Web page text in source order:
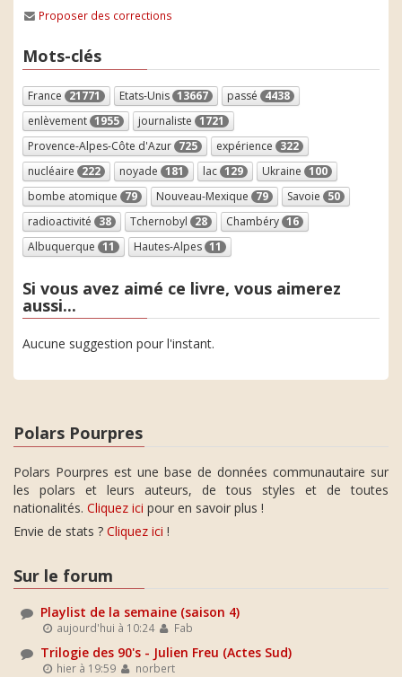
Proposer des corrections
Mots-clés
France 21771 Etats-Unis 13667 passé 4438
enlèvement 1955 journaliste 1721
Provence-Alpes-Côte d'Azur 725 expérience 322
nucléaire 222 noyade 181 lac 129 Ukraine 100
bombe atomique 79 Nouveau-Mexique 79 Savoie 50
radioactivité 38 Tchernobyl 28 Chambéry 16
Albuquerque 11 Hautes-Alpes 11
Si vous avez aimé ce livre, vous aimerez
aussi...
Aucune suggestion pour l'instant.
Polars Pourpres
Polars Pourpres est une base de données communautaire sur
les polars et leurs auteurs, de tous styles et de toutes
nationalités. Cliquez ici pour en savoir plus !
Envie de stats ? Cliquez ici !
Sur le forum
Playlist de la semaine (saison 4)
aujourd'hui à 10:24 Fab
Trilogie des 90's - Julien Freu (Actes Sud)
hier à 19:59 norbert